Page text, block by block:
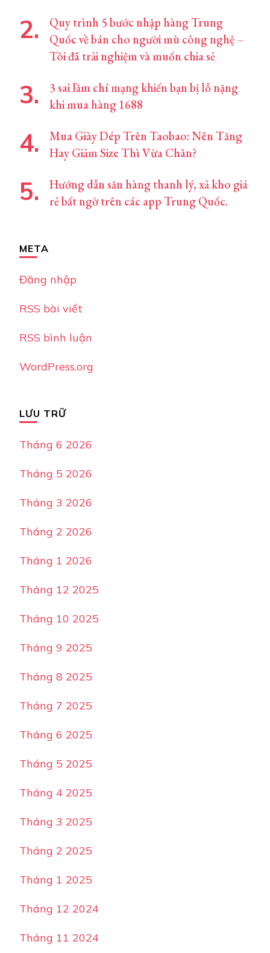
Quy trình 5 bước nhập hàng Trung
Quốc về bán cho người mù công nghệ –
Tôi đã trải nghiệm và muốn chia sẻ
3 sai lầm chí mạng khiến bạn bị lỗ nặng
khi mua hàng 1688
Mua Giày Dép Trên Taobao: Nên Tăng
Hay Giảm Size Thì Vừa Chân?
Hướng dẫn săn hàng thanh lý, xả kho giá
rẻ bất ngờ trên các app Trung Quốc.
META
Đăng nhập
RSS bài viết
RSS bình luận
WordPress.org
LƯU TRỮ
Tháng 6 2026
Tháng 5 2026
Tháng 3 2026
Tháng 2 2026
Tháng 1 2026
Tháng 12 2025
Tháng 10 2025
Tháng 9 2025
Tháng 8 2025
Tháng 7 2025
Tháng 6 2025
Tháng 5 2025
Tháng 4 2025
Tháng 3 2025
Tháng 2 2025
Tháng 1 2025
Tháng 12 2024
Tháng 11 2024